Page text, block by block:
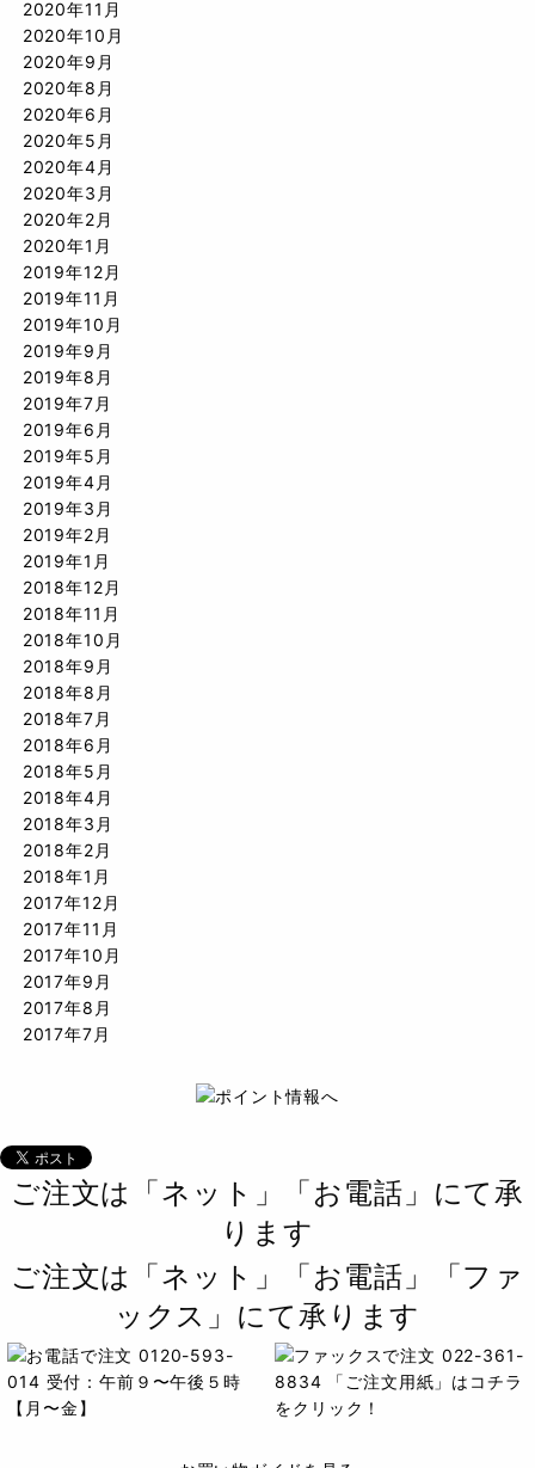
2020年11月
2020年10月
2020年9月
2020年8月
2020年6月
2020年5月
2020年4月
2020年3月
2020年2月
2020年1月
2019年12月
2019年11月
2019年10月
2019年9月
2019年8月
2019年7月
2019年6月
2019年5月
2019年4月
2019年3月
2019年2月
2019年1月
2018年12月
2018年11月
2018年10月
2018年9月
2018年8月
2018年7月
2018年6月
2018年5月
2018年4月
2018年3月
2018年2月
2018年1月
2017年12月
2017年11月
2017年10月
2017年9月
2017年8月
2017年7月
ご注文は「ネット」「お電話」にて承
ります
ご注文は「ネット」「お電話」「ファ
ックス」にて承ります